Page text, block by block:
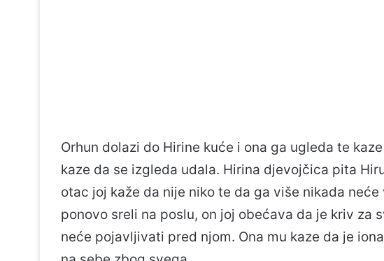
Orhun dolazi do Hirine kuće i ona ga ugleda te
kaze da se izgleda udala. Hirina djevojčica pita
otac joj kaže da nije niko te da ga više nikada
ponovo sreli na poslu, on joj obećava da je kriv za
neće pojavljivati pred njom. Ona mu kaze da je